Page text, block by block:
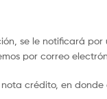
se le notificará
por correo
crédito, en